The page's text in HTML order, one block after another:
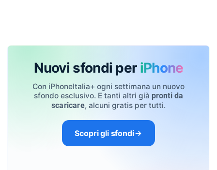
Nuovi sfondi per iPhone
Con iPhoneItalia+ ogni settimana un nuovo
sfondo esclusivo. E tanti altri già pronti da
scaricare, alcuni gratis per tutti.
Scopri gli sfondi